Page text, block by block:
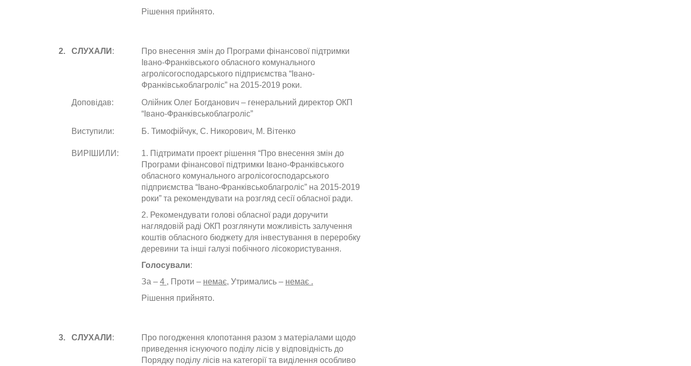
Рішення прийнято.
2. СЛУХАЛИ :
Про внесення змін до Програми фінансової підтримки
Івано-Франківського обласного комунального
агролісогосподарського підприємства “Івано-
Франківськоблагроліс” на 2015-2019 роки.
Доповідав:
Олійник Олег Богданович – генеральний директор ОКП
“Івано-Франківськоблагроліс”
Виступили:
Б. Тимофійчук, С. Никорович, М. Вітенко
ВИРІШИЛИ:
1. Підтримати проект рішення “Про внесення змін до
Програми фінансової підтримки Івано-Франківського
обласного комунального агролісогосподарського
підприємства “Івано-Франківськоблагроліс” на 2015-2019
роки” та рекомендувати на розгляд сесії обласної ради.
2. Рекомендувати голові обласної ради доручити
наглядовій раді ОКП розглянути можливість залучення
коштів обласного бюджету для інвестування в переробку
деревини та інші галузі побічного лісокористування.
Голосували:
За – 4 , Проти – немає, Утримались – немає .
Рішення прийнято.
3. СЛУХАЛИ :
Про погодження клопотання разом з матеріалами щодо
приведення існуючого поділу лісів у відповідність до
Порядку поділу лісів на категорії та виділення особливо